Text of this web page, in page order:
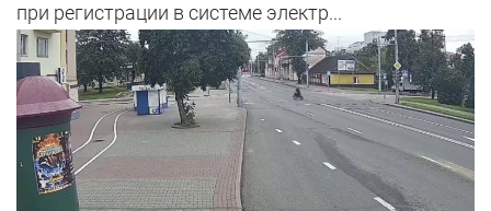
при регистрации в системе электр...